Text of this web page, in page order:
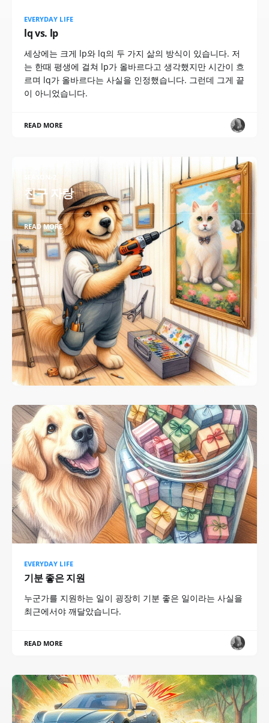
EVERYDAY LIFE
lq vs. lp
세상에는 크게 lp와 lq의 두 가지 삶의 방식이 있습니다. 저
는 한때 평생에 걸쳐 lp가 올바르다고 생각했지만 시간이 흐
르며 lq가 올바르다는 사실을 인정했습니다. 그런데 그게 끝
이 아니었습니다.
READ MORE
SEASON-2
친구 자랑
READ MORE
EVERYDAY LIFE
기분 좋은 지원
누군가를 지원하는 일이 굉장히 기분 좋은 일이라는 사실을
최근에서야 깨달았습니다.
READ MORE